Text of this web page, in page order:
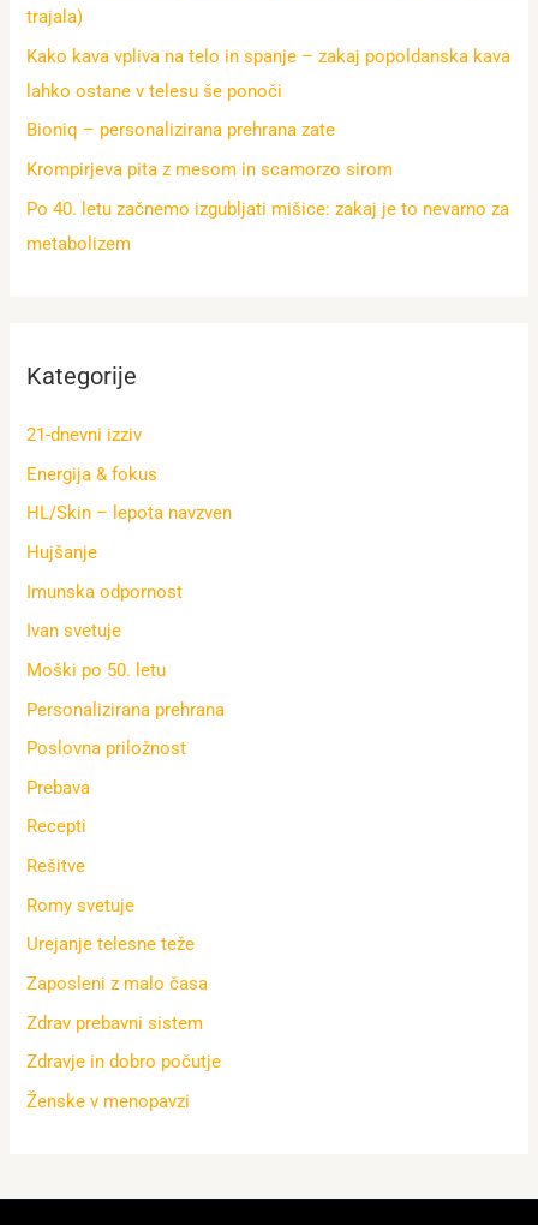
trajala)
Kako kava vpliva na telo in spanje – zakaj popoldanska kava
lahko ostane v telesu še ponoči
Bioniq – personalizirana prehrana zate
Krompirjeva pita z mesom in scamorzo sirom
Po 40. letu začnemo izgubljati mišice: zakaj je to nevarno za
metabolizem
Kategorije
21-dnevni izziv
Energija & fokus
HL/Skin – lepota navzven
Hujšanje
Imunska odpornost
Ivan svetuje
Moški po 50. letu
Personalizirana prehrana
Poslovna priložnost
Prebava
Recepti
Rešitve
Romy svetuje
Urejanje telesne teže
Zaposleni z malo časa
Zdrav prebavni sistem
Zdravje in dobro počutje
Ženske v menopavzi